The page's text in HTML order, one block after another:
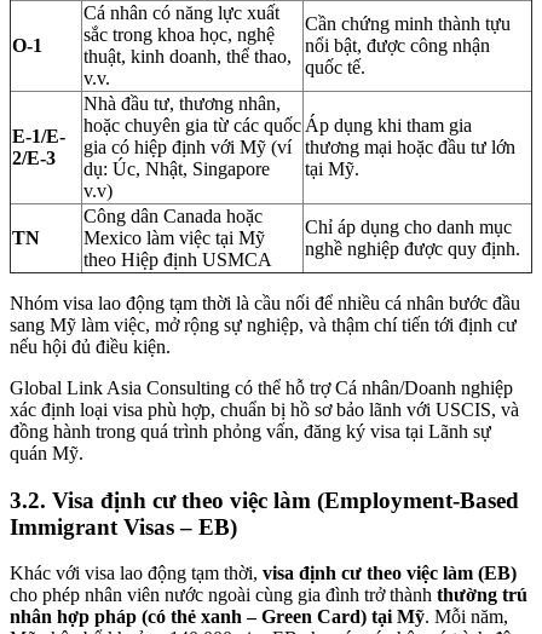
O-1
Cá nhân có năng lực xuất
sắc trong khoa học, nghệ
thuật, kinh doanh, thể thao,
v.v.
Cần chứng minh thành tựu
nổi bật, được công nhận
quốc tế.
E-1/E-
2/E-3
Nhà đầu tư, thương nhân,
hoặc chuyên gia từ các quốc
gia có hiệp định với Mỹ (ví
dụ: Úc, Nhật, Singapore
v.v)
Áp dụng khi tham gia
thương mại hoặc đầu tư lớn
tại Mỹ.
TN
Công dân Canada hoặc
Mexico làm việc tại Mỹ
theo Hiệp định USMCA
Chỉ áp dụng cho danh mục
nghề nghiệp được quy định.
Nhóm visa lao động tạm thời là cầu nối để nhiều cá nhân bước đầu
sang Mỹ làm việc, mở rộng sự nghiệp, và thậm chí tiến tới định cư
nếu hội đủ điều kiện.
Global Link Asia Consulting có thể hỗ trợ Cá nhân/Doanh nghiệp
xác định loại visa phù hợp, chuẩn bị hồ sơ bảo lãnh với USCIS, và
đồng hành trong quá trình phỏng vấn, đăng ký visa tại Lãnh sự
quán Mỹ.
3.2. Visa định cư theo việc làm (Employment-Based
Immigrant Visas – EB)
Khác với visa lao động tạm thời, visa định cư theo việc làm (EB)
cho phép nhân viên nước ngoài cùng gia đình trở thành thường trú
nhân hợp pháp (có thẻ xanh – Green Card) tại Mỹ. Mỗi năm,